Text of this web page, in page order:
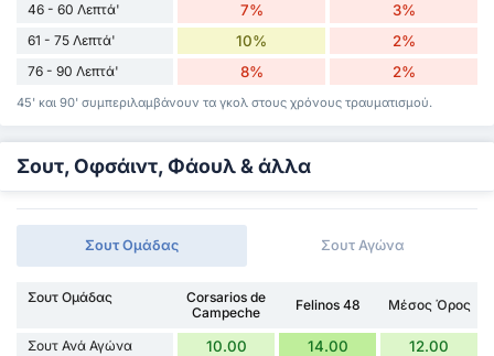
46 - 60 Λεπτά' 7% 3%
61 - 75 Λεπτά' 10% 2%
76 - 90 Λεπτά' 8% 2%
45' και 90' συμπεριλαμβάνουν τα γκολ στους χρόνους τραυματισμού.
Σουτ, Οφσάιντ, Φάουλ & άλλα
Σουτ Ομάδας Σουτ Αγώνα
Σουτ Ομάδας
Corsarios de
Campeche
Felinos 48 Μέσος Όρος
Σουτ Ανά Αγώνα 10.00 14.00 12.00